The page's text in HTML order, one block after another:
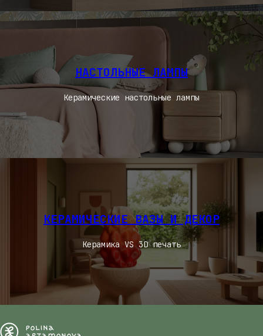
НАСТОЛЬНЫЕ ЛАМПЫ
Керамические настольные лампы
КЕРАМИЧЕСКИЕ ВАЗЫ И ДЕКОР
Керамика VS 3D печать